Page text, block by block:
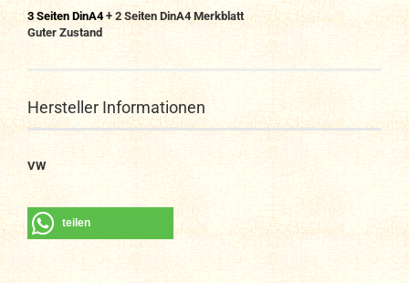
3Seiten DinA4+ 2 Seiten DinA4 Merkblatt
Guter Zustand
Hersteller Informationen
VW
teilen